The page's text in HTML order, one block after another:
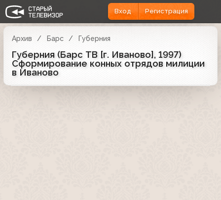
Вход Регистрация
Архив Барс Губерния
Губерния (Барс ТВ [г. Иваново], 1997)
Сформирование конных отрядов милиции
в Иваново